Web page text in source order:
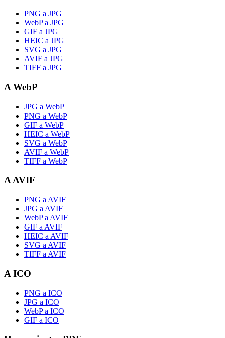
PNG a JPG
WebP a JPG
GIF a JPG
HEIC a JPG
SVG a JPG
AVIF a JPG
TIFF a JPG
A WebP
JPG a WebP
PNG a WebP
GIF a WebP
HEIC a WebP
SVG a WebP
AVIF a WebP
TIFF a WebP
A AVIF
PNG a AVIF
JPG a AVIF
WebP a AVIF
GIF a AVIF
HEIC a AVIF
SVG a AVIF
TIFF a AVIF
A ICO
PNG a ICO
JPG a ICO
WebP a ICO
GIF a ICO